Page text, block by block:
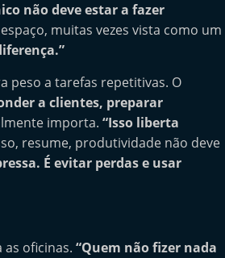
não deve estar a fazer
muitas vezes vista como um
peso a tarefas repetitivas. O
a clientes, preparar
importa. “Isso liberta
resume, produtividade não deve
É evitar perdas e usar
oficinas. “Quem não fizer nada